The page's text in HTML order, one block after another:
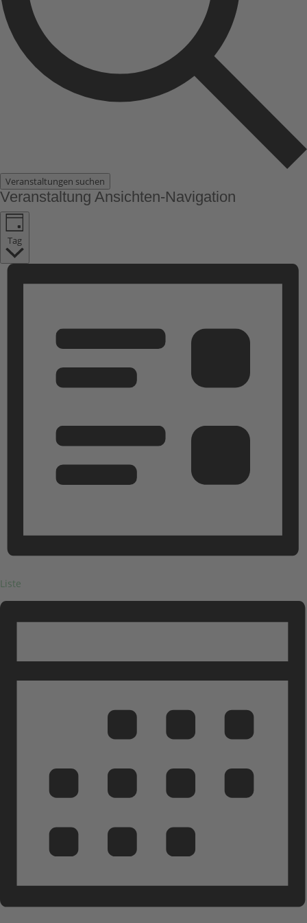
Veranstaltungen suchen
Veranstaltung Ansichten-Navigation
Tag
Liste